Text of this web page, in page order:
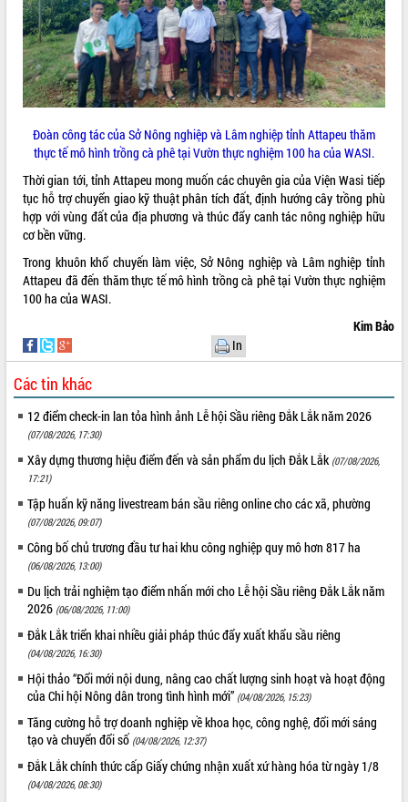
VIDEO
Loading the player...
Khám bệnh, cấp phát thuốc miễn phí
và tặng quà người dân xã Cư Pui
tháng 7/2026
Lễ truy tặng danh hiệu “Bà Mẹ Việt
Nam Anh hùng” và trao Huân chương
Lao động
UBND tỉnh Đắk Lắk triển khai nhiệm
vụ 6 tháng cuối năm 2026
Kỳ họp thứ Hai, Hội đồng nhân dân
tỉnh khóa XI quyết nghị nhiều nội dung
quan trọng
cách mạng
Rà soát, hoàn thiện hệ thống thiết chế
văn hóa, thể thao đáp ứng yêu cầu
phát triển mới
Thường trực HĐND tỉnh Đắk Lắk gặp
mặt Đoàn chuyên gia y tế TP. Hồ Chí
Minh
tại Nghĩa trang Liệt sĩ xã Sơn Hòa
Bàn giải pháp tháo gỡ khó khăn trong
xuất khẩu sầu riêng và triển khai quy
định EUDR
Thứ trưởng Bộ Nông nghiệp và Môi
trường Nguyễn Hoàng Hiệp khảo sát
vùng trồng và doanh nghiệp đóng gói
sầu riêng tại Đắk Lắk
Trình diễn nghệ thuật chế biến các
món ăn từ sầu riêng
tiến đầu tư tỉnh
Ngành cá ngừ Đắk Lắk chủ động thích
ứng để giữ vững thị trường xuất khẩu
Diễn đàn Kinh tế tư nhân Việt Nam đột
ALBUM ẢNH
LIÊN KẾT WEB
THỐNG KÊ TRUY CẬP
Hôm nay: 13229
Đoàn công tác của Sở Nông nghiệp và Lâm nghiệp tỉnh Attapeu thăm
thực tế mô hình trồng cà phê tại Vườn thực nghiệm 100 ha của WASI.
Thời gian tới, tỉnh Attapeu mong muốn các chuyên gia của Viện Wasi tiếp
tục hỗ trợ chuyển giao kỹ thuật phân tích đất, định hướng cây trồng phù
hợp với vùng đất của địa phương và thúc đẩy canh tác nông nghiệp hữu
cơ bền vững.
Trong khuôn khổ chuyến làm việc, Sở Nông nghiệp và Lâm nghiệp tỉnh
Attapeu đã đến thăm thực tế mô hình trồng cà phê tại Vườn thực nghiệm
100 ha của WASI.
Kim Bảo
In
Các tin khác
12 điểm check-in lan tỏa hình ảnh Lễ hội Sầu riêng Đắk Lắk năm 2026
(07/08/2026, 17:30)
Xây dựng thương hiệu điểm đến và sản phẩm du lịch Đắk Lắk (07/08/2026,
17:21)
Tập huấn kỹ năng livestream bán sầu riêng online cho các xã, phường
(07/08/2026, 09:07)
Công bố chủ trương đầu tư hai khu công nghiệp quy mô hơn 817 ha
(06/08/2026, 13:00)
Du lịch trải nghiệm tạo điểm nhấn mới cho Lễ hội Sầu riêng Đắk Lắk năm
2026 (06/08/2026, 11:00)
Đắk Lắk triển khai nhiều giải pháp thúc đẩy xuất khẩu sầu riêng
(04/08/2026, 16:30)
Hội thảo “Đổi mới nội dung, nâng cao chất lượng sinh hoạt và hoạt động
của Chi hội Nông dân trong tình hình mới” (04/08/2026, 15:23)
Tăng cường hỗ trợ doanh nghiệp về khoa học, công nghệ, đổi mới sáng
tạo và chuyển đổi số (04/08/2026, 12:37)
Đắk Lắk chính thức cấp Giấy chứng nhận xuất xứ hàng hóa từ ngày 1/8
(04/08/2026, 08:30)